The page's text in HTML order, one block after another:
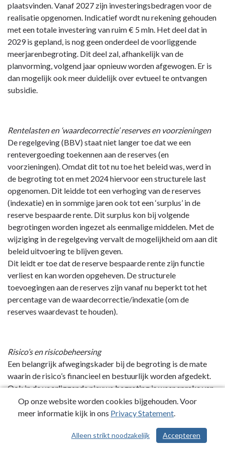
plaatsvinden. Vanaf 2027 zijn investeringsbedragen voor de
realisatie opgenomen. Indicatief wordt nu rekening gehouden
met een totale investering van ruim € 5 mln. Het deel dat in
2029 is gepland, is nog geen onderdeel de voorliggende
meerjarenbegroting. Dit deel zal, afhankelijk van de
planvorming, volgend jaar opnieuw worden afgewogen. Er is
dan mogelijk ook meer duidelijk over evtueel te ontvangen
subsidie.
Rentelasten en ‘waardecorrectie’ reserves en voorzieningen
De regelgeving (BBV) staat niet langer toe dat we een
rentevergoeding toekennen aan de reserves (en
voorzieningen). Omdat dit tot nu toe het beleid was, werd in
de begroting tot en met 2024 hiervoor een structurele last
opgenomen. Dit leidde tot een verhoging van de reserves
(indexatie) en in sommige jaren ook tot een ‘surplus’ in de
reserve bespaarde rente. Dit surplus kon bij volgende
begrotingen worden ingezet als eenmalige middelen. Met de
wijziging in de regelgeving vervalt de mogelijkheid om aan dit
beleid uitvoering te blijven geven.
Dit leidt er toe dat de reserve bespaarde rente zijn functie
verliest en kan worden opgeheven. De structurele
toevoegingen aan de reserves zijn vanaf nu beperkt tot het
percentage van de waardecorrectie/indexatie (om de
reserves waardevast te houden).
Risico’s en risicobeheersing
Een belangrijk afwegingskader bij de begroting is de mate
waarin de risico’s financieel en bestuurlijk worden afgedekt.
Ook in de voorliggende nieuwe begroting is weer sprake van
onzekerheden en (financiële) risico’s.
Het opstellen van een nieuwe begroting gaat gepaard met
onzekerheden en risico’s. Een meer uitgebreide beschrijving
/ 242
Op onze website worden cookies bijgehouden. Voor
meer informatie kijk in ons Privacy Statement.
Accepteren
Alleen strikt noodzakelijk